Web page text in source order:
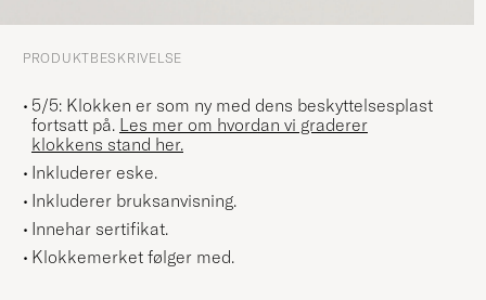
PRODUKTBESKRIVELSE
5/5: Klokken er som ny med dens beskyttelsesplast
fortsatt på. Les mer om hvordan vi graderer
klokkens stand her.
Inkluderer eske.
Inkluderer bruksanvisning.
Innehar sertifikat.
Klokkemerket følger med.